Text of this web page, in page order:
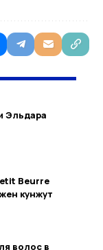
Эльдара
Beurre
кунжут
волос в